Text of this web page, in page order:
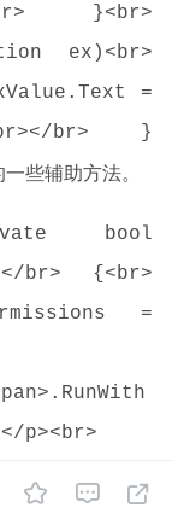
br> }<br>
ex)<br>
=
br> }
些辅助方法。
bool
br> {<br>
=
p><br>
span>
  